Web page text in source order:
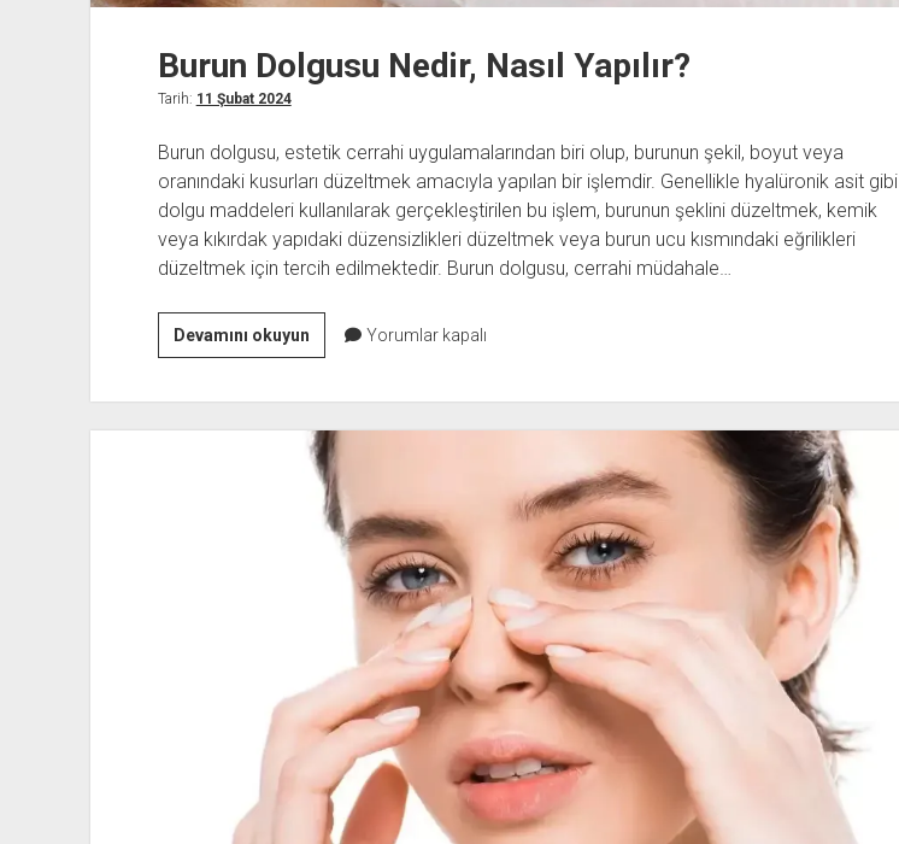
Burun Dolgusu Nedir, Nasıl Yapılır?
Tarih: 11 Şubat 2024
Burun dolgusu, estetik cerrahi uygulamalarından biri olup, burunun şekil, boyut veya
oranındaki kusurları düzeltmek amacıyla yapılan bir işlemdir. Genellikle hyalüronik asit gibi
dolgu maddeleri kullanılarak gerçekleştirilen bu işlem, burunun şeklini düzeltmek, kemik
veya kıkırdak yapıdaki düzensizlikleri düzeltmek veya burun ucu kısmındaki eğrilikleri
düzeltmek için tercih edilmektedir. Burun dolgusu, cerrahi müdahale…
Devamını okuyunBurun
Dolgusu
Yapılır?
Yorumlar kapalı